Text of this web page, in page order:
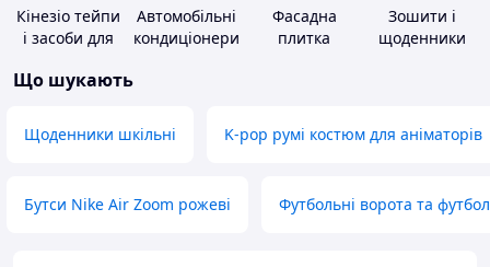
Кінезіо тейпи
і засоби для
Автомобільні
кондиціонери
Фасадна
плитка
Зошити і
щоденники
Що шукають
Щоденники шкільні K-pop румі костюм для аніматорів
Бутси Nike Air Zoom рожеві Футбольні ворота та